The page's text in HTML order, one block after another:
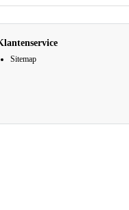
Sitemap